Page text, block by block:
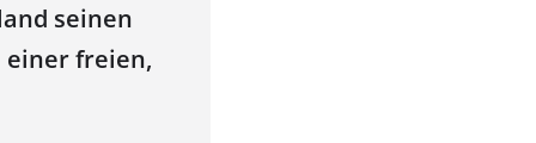
seinen
einer freien,